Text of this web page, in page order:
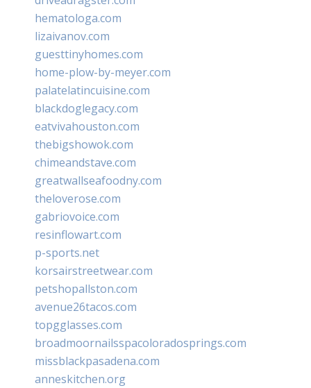
hematologa.com
lizaivanov.com
guesttinyhomes.com
home-plow-by-meyer.com
palatelatincuisine.com
blackdoglegacy.com
eatvivahouston.com
thebigshowok.com
chimeandstave.com
greatwallseafoodny.com
theloverose.com
gabriovoice.com
resinflowart.com
p-sports.net
korsairstreetwear.com
petshopallston.com
avenue26tacos.com
topgglasses.com
broadmoornailsspacoloradosprings.com
missblackpasadena.com
anneskitchen.org